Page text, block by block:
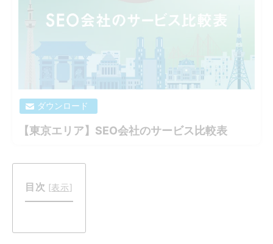
ダウンロード
【東京エリア】SEO会社のサービス比較表
目次 [表示]